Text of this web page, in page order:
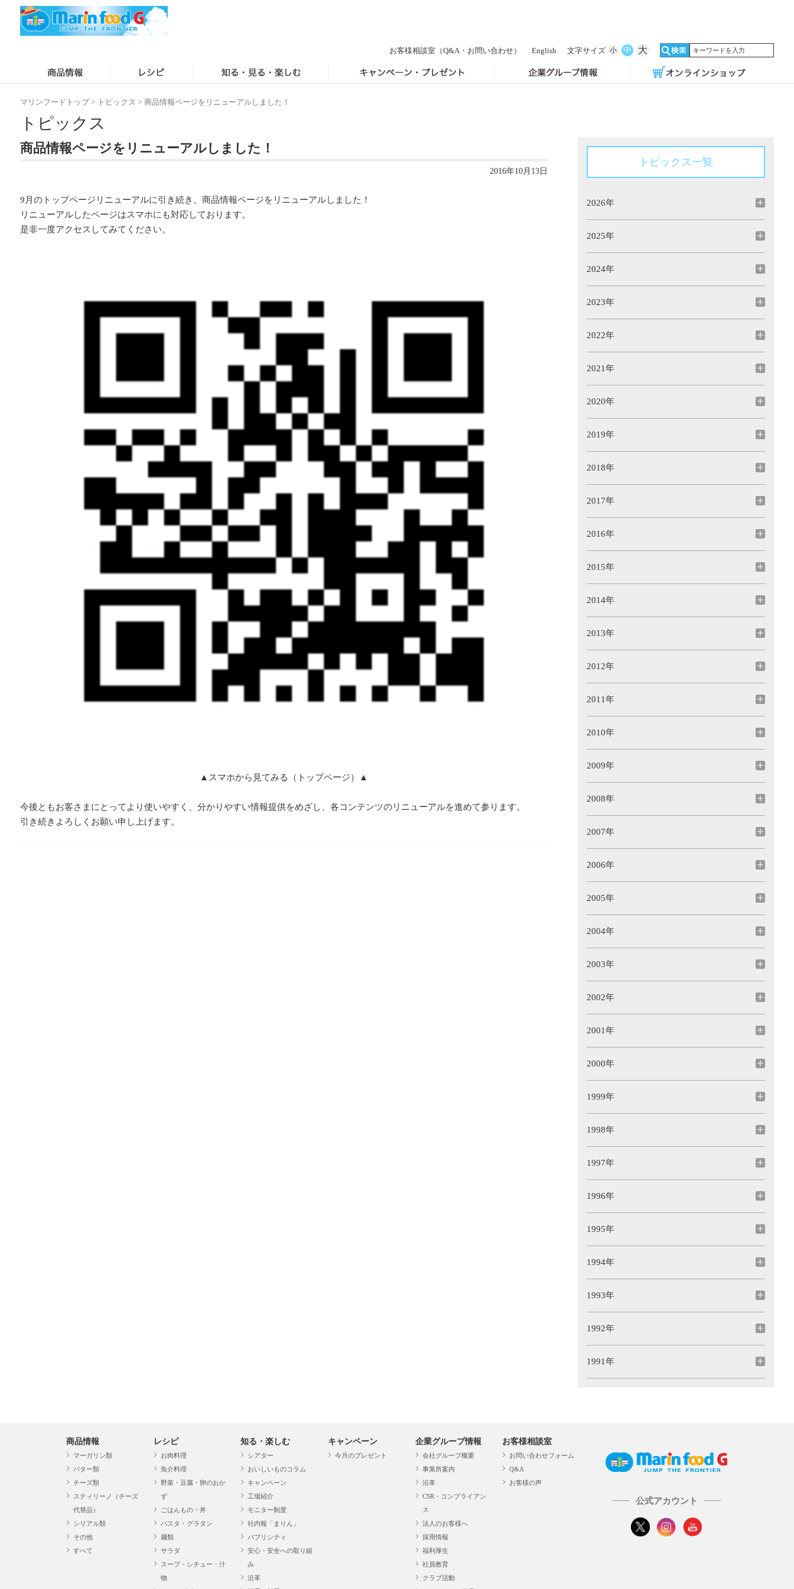
お客様相談室 （Q&A・お問い合わせ） English 文字サイズ 小 中 大
マリンフードトップ> トピックス > 商品情報ページをリニューアルしました！
トピックス
商品情報ページをリニューアルしました！
2016年10月13日
9月のトップページリニューアルに引き続き、商品情報ページをリニューアルしました！
リニューアルしたページはスマホにも対応しております。
是非一度アクセスしてみてください。
▲スマホから見てみる（トップページ）▲
今後ともお客さまにとってより使いやすく、分かりやすい情報提供をめざし、各コンテンツのリニューアルを進めて参ります。
引き続きよろしくお願い申し上げます。
トピックス一覧
2026年
2025年
2024年
2023年
2022年
2021年
2020年
2019年
2018年
2017年
2016年
2015年
2014年
2013年
2012年
2011年
2010年
2009年
2008年
2007年
2006年
2005年
2004年
2003年
2002年
2001年
2000年
1999年
1998年
1997年
1996年
1995年
1994年
1993年
1992年
1991年
商品情報
マーガリン類
バター類
チーズ類
スティリーノ（チーズ
代替品）
シリアル類
その他
すべて
レシピ
お肉料理
魚介料理
野菜・豆腐・卵のおか
ず
ごはんもの・丼
パスタ・グラタン
麺類
サラダ
スープ・シチュー・汁
物
知る・楽しむ
シアター
おいしいものコラム
キャンペーン
工場紹介
モニター制度
社内報「まりん」
パブリシティ
安心・安全への取り組
み
沿革
キャンペーン
今月のプレゼント
企業グループ情報
会社グループ概要
事業所案内
沿革
CSR・コンプライアン
ス
法人のお客様へ
採用情報
福利厚生
社員教育
クラブ活動
お客様相談室
お問い合わせフォーム
Q&A
お客様の声
公式アカウント